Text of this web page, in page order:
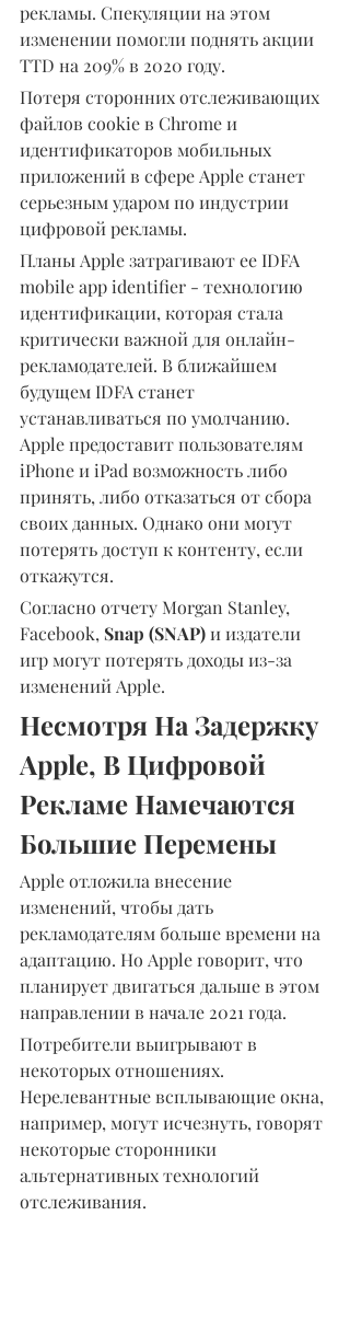
рекламы. Спекуляции на этом
изменении помогли поднять акции
TTD на 209% в 2020 году.
Потеря сторонних отслеживающих
файлов cookie в Chrome и
идентификаторов мобильных
приложений в сфере Apple станет
серьезным ударом по индустрии
цифровой рекламы.
Планы Apple затрагивают ее IDFA
mobile app identifier - технологию
идентификации, которая стала
критически важной для онлайн-
рекламодателей. В ближайшем
будущем IDFA станет
устанавливаться по умолчанию.
Apple предоставит пользователям
iPhone и iPad возможность либо
принять, либо отказаться от сбора
своих данных. Однако они могут
потерять доступ к контенту, если
откажутся.
Согласно отчету Morgan Stanley,
Facebook, Snap (SNAP) и издатели
игр могут потерять доходы из-за
изменений Apple.
Несмотря На Задержку
Apple, В Цифровой
Рекламе Намечаются
Большие Перемены
Apple отложила внесение
изменений, чтобы дать
рекламодателям больше времени на
адаптацию. Но Apple говорит, что
планирует двигаться дальше в этом
направлении в начале 2021 года.
Потребители выигрывают в
некоторых отношениях.
Нерелевантные всплывающие окна,
например, могут исчезнуть, говорят
некоторые сторонники
альтернативных технологий
отслеживания.